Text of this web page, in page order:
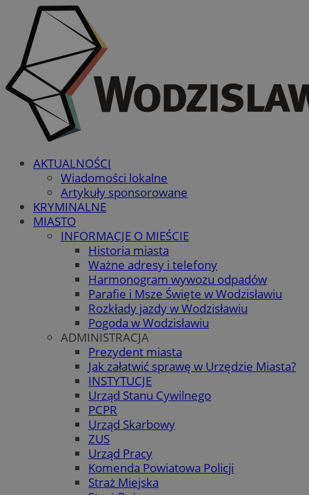
AKTUALNOŚCI
Wiadomości lokalne
Artykuły sponsorowane
KRYMINALNE
MIASTO
INFORMACJE O MIEŚCIE
Historia miasta
Ważne adresy i telefony
Harmonogram wywozu odpadów
Parafie i Msze Święte w Wodzisławiu
Rozkłady jazdy w Wodzisławiu
Pogoda w Wodzisławiu
ADMINISTRACJA
Prezydent miasta
Jak załatwić sprawę w Urzędzie Miasta?
INSTYTUCJE
Urząd Stanu Cywilnego
PCPR
Urząd Skarbowy
ZUS
Urząd Pracy
Komenda Powiatowa Policji
Straż Miejska